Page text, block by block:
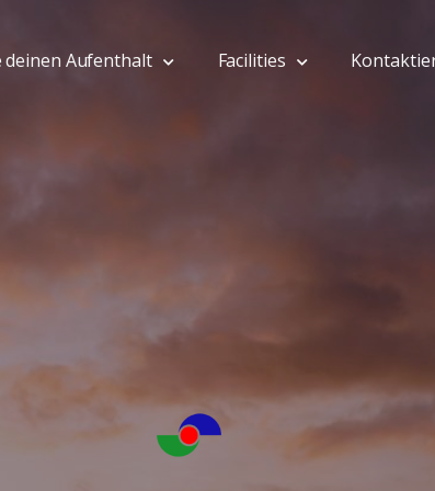
deinen Aufenthalt Facilities